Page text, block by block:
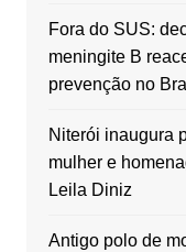
Fora do SUS:
meningite B
prevenção no
Niterói inaugura
mulher e
Leila Diniz
Antigo polo de